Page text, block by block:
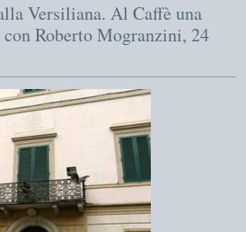
Versiliana. Al Caffè una
Roberto Mogranzini, 24